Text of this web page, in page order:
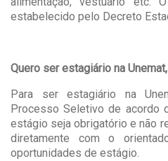
estabelecido pelo Decreto
Quero ser estagiário na
Para ser estagiário na
Processo Seletivo de acordo
estágio seja obrigatório e não
diretamente com o
oportunidades de estágio.